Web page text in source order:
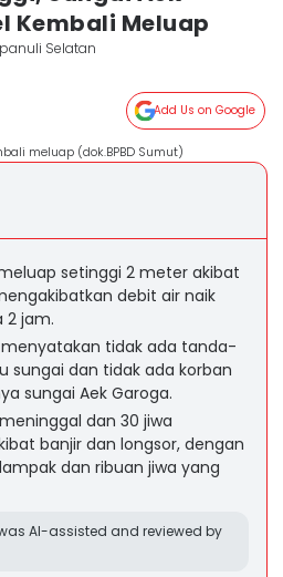
Kembali Meluap
Selatan
Add Us on Google
meluap (dok.BPBD Sumut)
setinggi 2 meter akibat
debit air naik
2 jam.
menyatakan tidak ada tanda-
sungai dan tidak ada korban
sungai Aek Garoga.
dan 30 jiwa
banjir dan longsor, dengan
dan ribuan jiwa yang
AI-assisted and reviewed by